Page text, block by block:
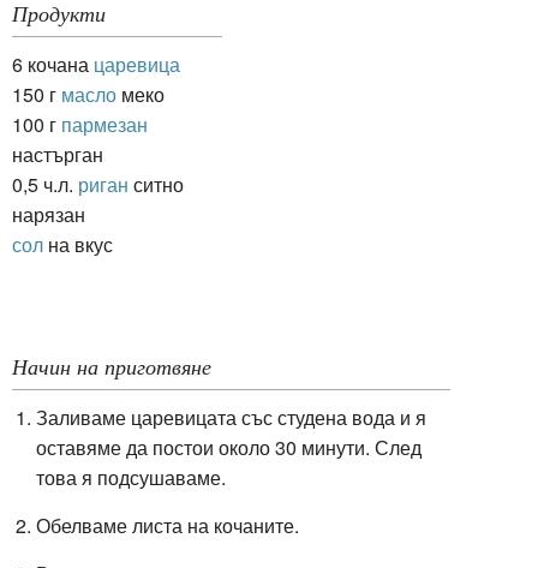
Продукти
6 кочана царевица
150 г масло меко
100 г пармезан
настърган
0,5 ч.л. риган ситно
нарязан
сол на вкус
Начин на приготвяне
Заливаме царевицата със студена вода и я
оставяме да постои около 30 минути. След
това я подсушаваме.
Обелваме листа на кочаните.